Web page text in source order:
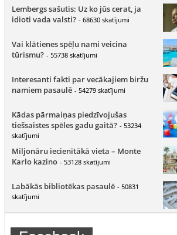
Lembergs sašutis: Uz ko jūs cerat, ja
idioti vada valsti? - 68630 skatījumi
Vai klātienes spēļu nami veicina
tūrismu? - 55738 skatījumi
Interesanti fakti par vecākajiem biržu
namiem pasaulē - 54279 skatījumi
Kādas pārmaiņas piedzīvojušas
tiešsaistes spēles gadu gaitā? - 53234
skatījumi
Miljonāru iecienītākā vieta – Monte
Karlo kazino - 53128 skatījumi
Labākās bibliotēkas pasaulē - 50831
skatījumi